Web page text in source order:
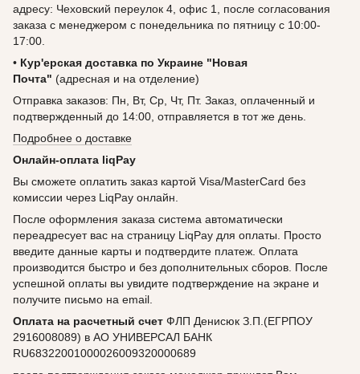
адресу: Чеховский переулок 4, офис 1, после согласования
заказа с менеджером с понедельника по пятницу с 10:00-
17:00.
• Кур'ерская доставка по Украине "Новая
Почта" (адресная и на отделение)
Отправка заказов: Пн, Вт, Ср, Чт, Пт. Заказ, оплаченный и
подтвержденный до 14:00, отправляется в тот же день.
Подробнее о доставке
Онлайн-оплата liqPay
Вы сможете оплатить заказ картой Visa/MasterCard без
комиссии через LiqPay онлайн.
После оформления заказа система автоматически
переадресует вас на страницу LiqPay для оплаты. Просто
введите данные карты и подтвердите платеж. Оплата
производится быстро и без дополнительных сборов. После
успешной оплаты вы увидите подтверждение на экране и
получите письмо на email.
Оплата на расчетный счет ФЛП Денисюк З.П.(ЕГРПОУ
2916008089) в АО УНИВЕРСАЛ БАНК
RU68322001000026009320000689